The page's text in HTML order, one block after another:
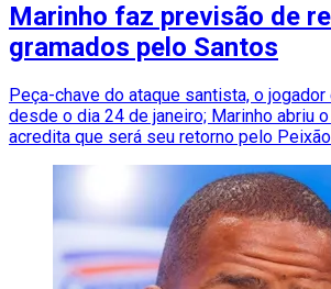
Marinho faz previsão de
gramados pelo Santos
Peça-chave do ataque santista, o
desde o dia 24 de janeiro; Marinho abriu
acredita que será seu retorno pelo